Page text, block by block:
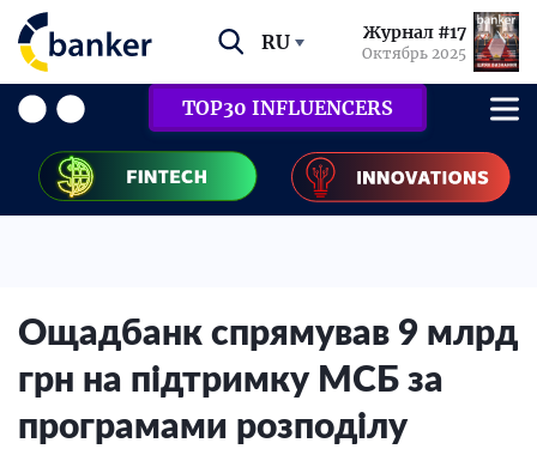
RU Журнал #17
Октябрь 2025
TOP30 INFLUENCERS
Ощадбанк спрямував 9 млрд
грн на підтримку МСБ за
програмами розподілу